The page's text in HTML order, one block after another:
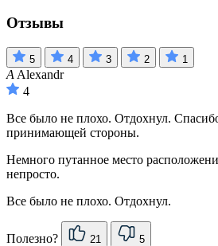
Отзывы
5 4 3 2 1
A Alexandr
4
Все было не плохо. Отдохнул.
принимающей стороны.
Немного путанное место
непросто.
Все было не плохо. Отдохнул.
Полезно? 21 5